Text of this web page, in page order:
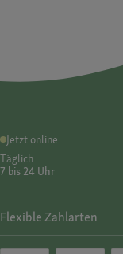
Jetzt online
Täglich
7 bis 24 Uhr
Flexible Zahlarten